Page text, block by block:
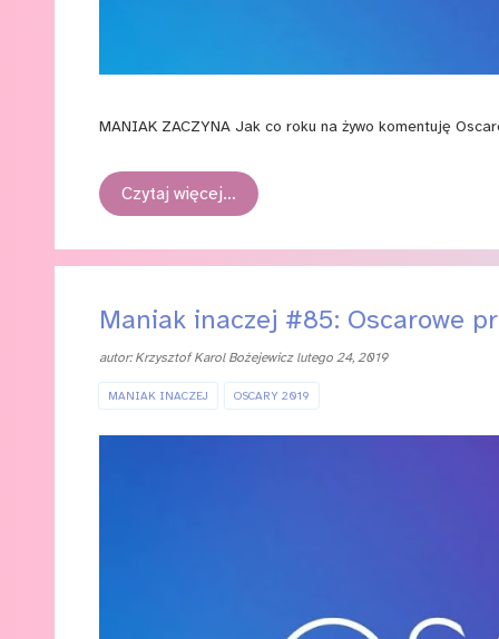
MANIAK ZACZYNA Jak co roku na żywo komentuję
Czytaj więcej…
Maniak inaczej #85: Oscarowe
autor:Krzysztof Karol Bożejewicz lutego 24, 2019
MANIAK INACZEJ OSCARY 2019